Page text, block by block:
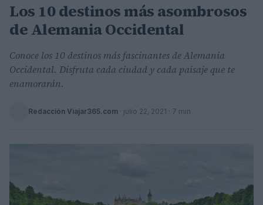
Los 10 destinos más asombrosos
de Alemania Occidental
Conoce los 10 destinos más fascinantes de Alemania
Occidental. Disfruta cada ciudad y cada paisaje que te
enamorarán.
Redacción Viajar365.com · julio 22, 2021 · 7 min